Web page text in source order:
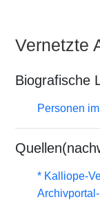
Vernetzte
Biografische
Personen
* Kalliope-